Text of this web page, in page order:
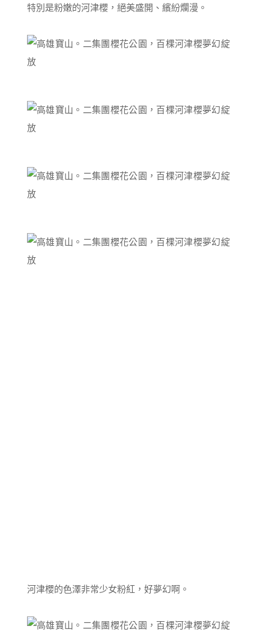
特別是粉嫩的河津櫻，絕美盛開、繽紛爛漫。
河津櫻的色澤非常少女粉紅，好夢幻啊。